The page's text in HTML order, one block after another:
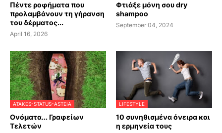
Πέντε ροφήματα που
προλαμβάνουν τη γήρανση
του δέρματος...
April 16, 2026
Φτιάξε μόνη σου dry
shampoo
September 04, 2024
ATAKES-STATUS-ASTEIA
Ονόματα... Γραφείων
Τελετών
LIFESTYLE
10 συνηθισμένα όνειρα και
η ερμηνεία τους